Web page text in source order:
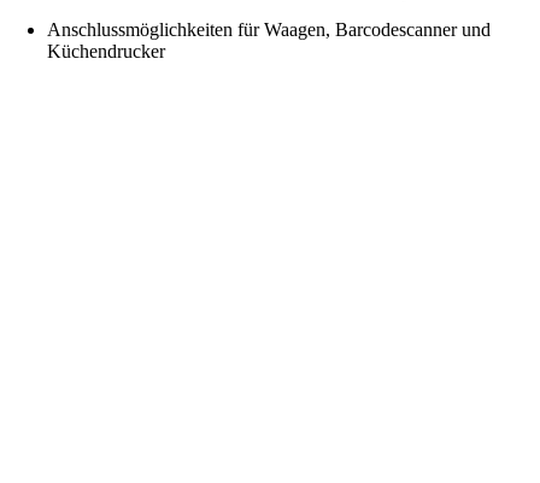
Anschlussmöglichkeiten für Waagen, Barcodescanner und
Küchendrucker